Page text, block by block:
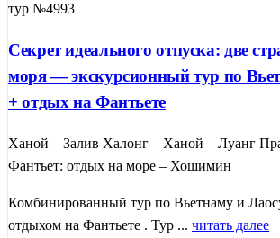
тур №4993
Секрет идеального отпуска: две
моря — экскурсионный тур по
+ отдых на Фантьете
Ханой – Залив Халонг – Ханой – Луанг
Фантьет: отдых на море – Хошимин
Комбинированный тур по Вьетнаму и
отдыхом на Фантьете . Тур ... читать далее